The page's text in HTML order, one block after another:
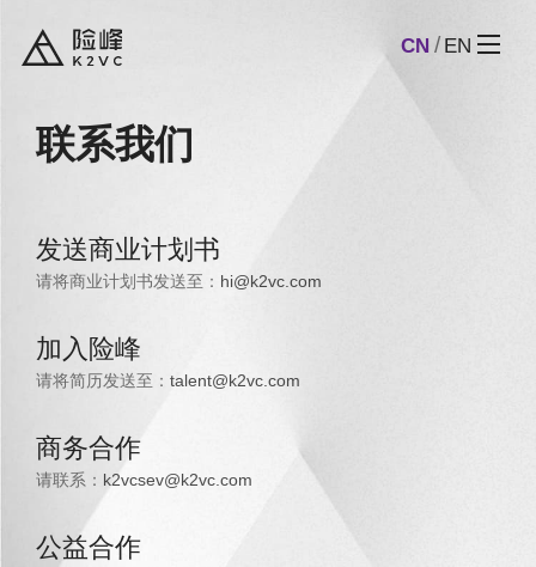
CN EN
联系我们
发送商业计划书
请将商业计划书发送至： hi@k2vc.com
加入险峰
请将简历发送至： talent@k2vc.com
商务合作
请联系： k2vcsev@k2vc.com
公益合作